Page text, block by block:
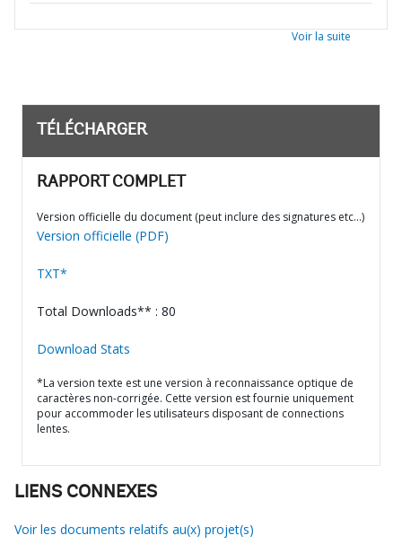
Voir la suite
TÉLÉCHARGER
RAPPORT COMPLET
Version officielle du document (peut inclure des signatures etc…)
Version officielle (PDF)
TXT*
Total Downloads** : 80
Download Stats
*La version texte est une version à reconnaissance optique de
caractères non-corrigée. Cette version est fournie uniquement
pour accommoder les utilisateurs disposant de connections
lentes.
LIENS CONNEXES
Voir les documents relatifs au(x) projet(s)